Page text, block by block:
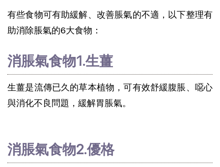
有些食物可有助緩解、改善脹氣的不適，以下整理有
助消除脹氣的6大食物：
消脹氣食物1.生薑
生薑是流傳已久的草本植物，可有效舒緩腹脹、噁心
與消化不良問題，緩解胃脹氣。
消脹氣食物2.優格